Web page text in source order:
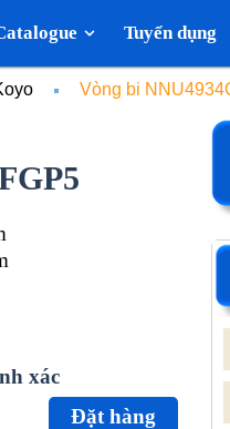
Tuyển dụng
Vòng bi
xác
Đặt hàng